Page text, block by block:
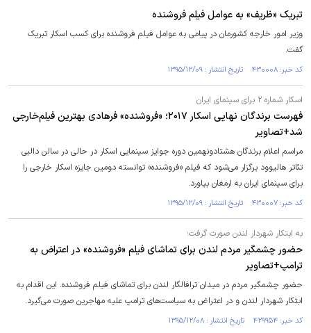
تبریک «ظریف» به عوامل فیلم فروشنده
وزیر امور خارجه کشورمان در پیامی به عوامل فیلم فروشنده برای کسب اسکار تبریک
گفت.
کد خبر: ۴۳۰۰۰۸ تاریخ انتشار : ۱۳۹۵/۱۲/۰۹
اسکار شماره ۲ برای سینمای ایران
فهرست برندگان نهایی اسکار ۲۰۱۷؛ «فروشنده» فرهادی بهترین فیلم‌خارجی
شد+تصاویر
مراسم اعلام برندگان هشتادونهمین دوره جوایز سینمایی اسکار در حالی در سالن دالبی
تئاتر هالیوود برگزار می‌شود که فیلم «فروشنده» توانسته دومین جایزه اسکار خارجی را
برای سینمای ایران به ارمغان بیاورد.
کد خبر: ۴۳۰۰۰۷ تاریخ انتشار : ۱۳۹۵/۱۲/۰۹
به ابتکار شهردار لندن صورت گرفت؛
حضور چشمگیر مردم لندن برای تماشای فیلم «فروشنده» در اعتراض به
ترامپ+تصاویر
حضور چشمگیر مردم در میدان ترافالگار لندن برای تماشای فیلم فروشنده. این اقدام به
ابتکار شهردار لندن و در اعتراض به سیاست‌های ترامپ علیه مهاجرین صورت می‌گیرد.
کد خبر: ۴۲۹۹۵۴ تاریخ انتشار : ۱۳۹۵/۱۲/۰۸